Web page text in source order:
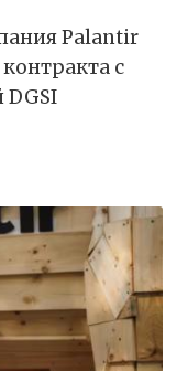
Palantir
с
DGSI